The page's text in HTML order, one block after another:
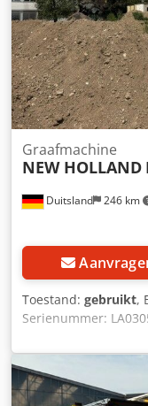
Duitsland 246 km
Graafmachine
NEW HOLLAND
Toestand: gebruikt,
Serienummer:
Dieselmotor: ja
kg Dodezn Ainopfx